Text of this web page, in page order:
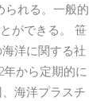
られる。一般的
ができる。 笹
洋に関する社
から定期的に
海洋プラスチ